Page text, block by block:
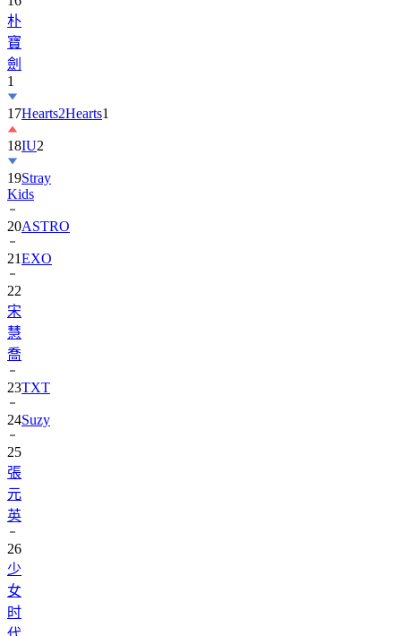
寶
劍
1
17
18IU2
19Stray
Kids
20ASTRO
21EXO
22
宋
慧
喬
23
24Suzy
25
張
元
英
26
少
女
时
代